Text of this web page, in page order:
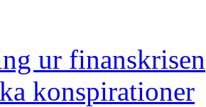
ur finanskrisen
konspirationer